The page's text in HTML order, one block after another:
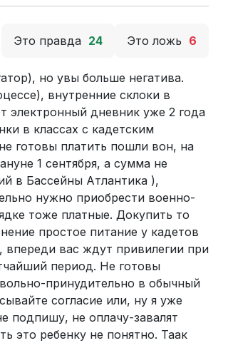
Это правда 24 Это ложь 6
но увы больше негатива.
внутренние склоки в
электронный дневник уже 2 года
в классах с кадетским
готовы платить пошли вон, на
1 сентября, а сумма не
в Бассейны Атлантика ),
нужно приобрести военно-
тоже платные. Докупить то
простое питание у кадетов
вас ждут привилегии при
период. Не готовы
принудительно в обычный
согласие или, ну я уже
подпишу, не оплачу-завалят
это ребенку не понятно. Таак